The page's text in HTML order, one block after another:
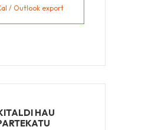
/ Outlook export
HAU